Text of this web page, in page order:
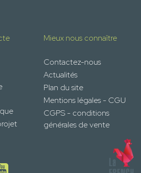
Mieux nous connaître
Contactez-nous
Actualités
Plan du site
Mentions légales - CGU
CGPS - conditions
générales de vente